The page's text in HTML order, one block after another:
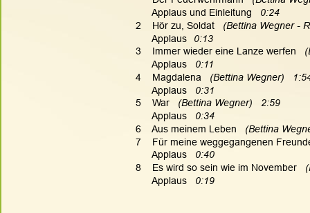
      Applaus und Einleitung
0:24
2    Hör zu, Soldat (Bettina Wegner -
      Applaus
0:13
3    Immer wieder eine Lanze werfen
      Applaus
0:11
4    Magdalena (Bettina Wegner)
      Applaus
0:31
5    War (Bettina Wegner)   2:59
      Applaus
0:34
6    Aus meinem Leben (Bettina
7    Für meine weggegangenen
      Applaus
0:40
8    Es wird so sein wie im November
      Applaus
0:19